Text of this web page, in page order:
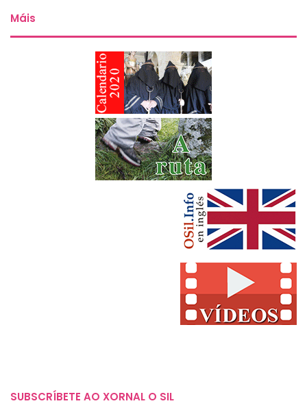
Máis
SUBSCRÍBETE AO XORNAL O SIL